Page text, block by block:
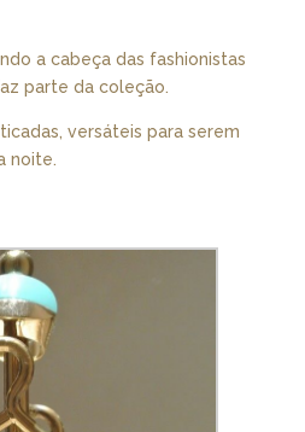
a cabeça das fashionistas
parte da coleção.
versáteis para serem
noite.